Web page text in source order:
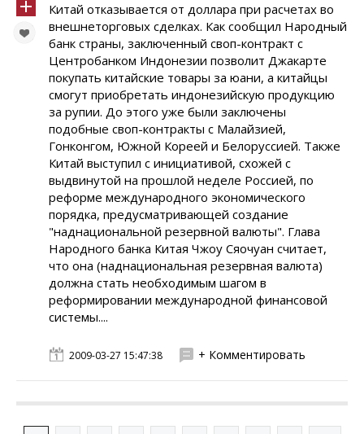
Китай отказывается от доллара при расчетах во
внешнеторговых сделках. Как сообщил Народный
банк страны, заключенный своп-контракт с
Центробанком Индонезии позволит Джакарте
покупать китайские товары за юани, а китайцы
смогут приобретать индонезийскую продукцию
за рупии. До этого уже были заключены
подобные своп-контракты с Малайзией,
Гонконгом, Южной Кореей и Белоруссией. Также
Китай выступил с инициативой, схожей с
выдвинутой на прошлой неделе Россией, по
реформе международного экономического
порядка, предусматривающей создание
"наднациональной резервной валюты". Глава
Народного банка Китая Чжоу Сяочуан считает,
что она (наднациональная резервная валюта)
должна стать необходимым шагом в
реформировании международной финансовой
системы....
2009-03-27 15:47:38 + Комментировать